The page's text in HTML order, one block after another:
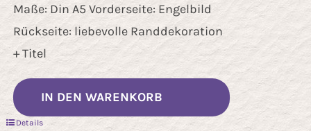
Maße: Din A5 Vorderseite: Engelbild
Rückseite: liebevolle Randdekoration
+ Titel
IN DEN WARENKORB
Details